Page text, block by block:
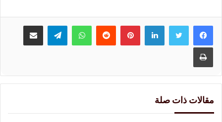
لينكدإنبينتيريست واتسابتيلقرام مشاركة عبر البريد
طباعة
مقالات ذات صلة